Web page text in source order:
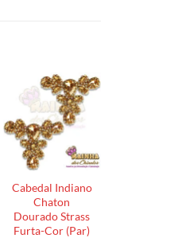
Cabedal Indiano
Chaton
Dourado Strass
Furta-Cor (Par)